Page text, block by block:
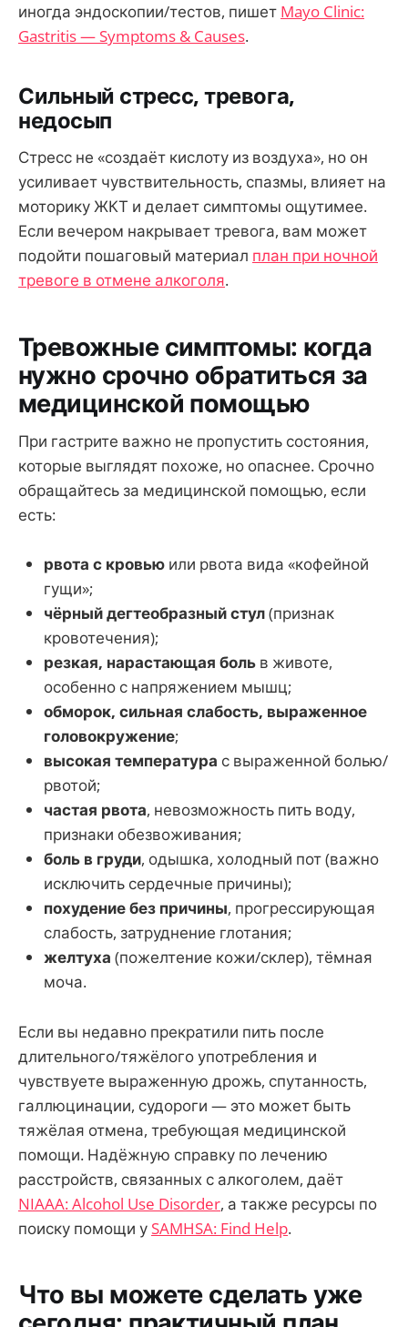
иногда эндоскопии/тестов, пишет Mayo Clinic:
Gastritis — Symptoms & Causes.
Сильный стресс, тревога,
недосып
Стресс не «создаёт кислоту из воздуха», но он
усиливает чувствительность, спазмы, влияет на
моторику ЖКТ и делает симптомы ощутимее.
Если вечером накрывает тревога, вам может
подойти пошаговый материал план при ночной
тревоге в отмене алкоголя.
Тревожные симптомы: когда
нужно срочно обратиться за
медицинской помощью
При гастрите важно не пропустить состояния,
которые выглядят похоже, но опаснее. Срочно
обращайтесь за медицинской помощью, если
есть:
рвота с кровью или рвота вида «кофейной
гущи»;
чёрный дегтеобразный стул(признак
кровотечения);
резкая, нарастающая боль в животе,
особенно с напряжением мышц;
обморок, сильная слабость, выраженное
головокружение;
высокая температура с выраженной болью/
рвотой;
частая рвота, невозможность пить воду,
признаки обезвоживания;
боль в груди, одышка, холодный пот (важно
исключить сердечные причины);
похудение без причины, прогрессирующая
слабость, затруднение глотания;
желтуха (пожелтение кожи/склер), тёмная
моча.
Если вы недавно прекратили пить после
длительного/тяжёлого употребления и
чувствуете выраженную дрожь, спутанность,
галлюцинации, судороги — это может быть
тяжёлая отмена, требующая медицинской
помощи. Надёжную справку по лечению
расстройств, связанных с алкоголем, даёт
NIAAA: Alcohol Use Disorder, а также ресурсы по
поиску помощи у SAMHSA: Find Help.
Что вы можете сделать уже